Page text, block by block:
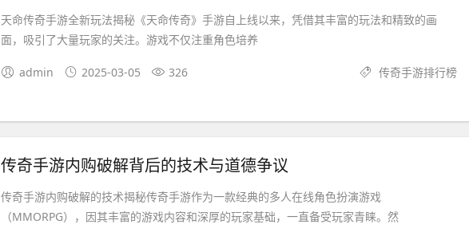
天命传奇手游全新玩法揭秘《天命传奇》手游自上线以来，凭借其丰富的玩法和精致的画
面，吸引了大量玩家的关注。游戏不仅注重角色培养
admin 2025-03-05 326 传奇手游排行榜
传奇手游内购破解背后的技术与道德争议
传奇手游内购破解的技术揭秘传奇手游作为一款经典的多人在线角色扮演游戏
（MMORPG），因其丰富的游戏内容和深厚的玩家基础，一直备受玩家青睐。然